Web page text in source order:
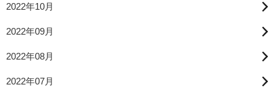
2022年10月
2022年09月
2022年08月
2022年07月